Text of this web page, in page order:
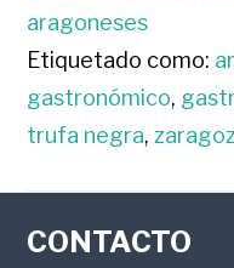
aragoneses
Etiquetado como:
gastronómico,
trufa negra,
FOOTER
CONTACTO